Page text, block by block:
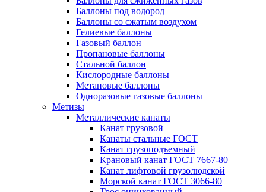
Баллоны под водород
Баллоны со сжатым воздухом
Гелиевые баллоны
Газовый баллон
Пропановые баллоны
Стальной баллон
Кислородные баллоны
Метановые баллоны
Одноразовые газовые баллоны
Метизы
Металлические канаты
Канат грузовой
Канаты стальные ГОСТ
Канат грузоподъемный
Крановый канат ГОСТ 7667-80
Канат лифтовой грузолюдской
Морской канат ГОСТ 3066-80